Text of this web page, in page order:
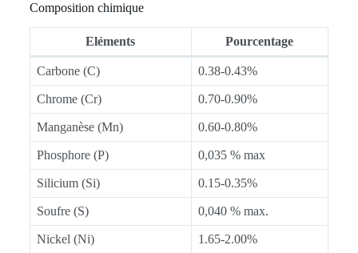
Composition chimique
Eléments Pourcentage
Carbone (C) 0.38-0.43%
Chrome (Cr) 0.70-0.90%
Manganèse (Mn) 0.60-0.80%
Phosphore (P) 0,035 % max
Silicium (Si) 0.15-0.35%
Soufre (S) 0,040 % max.
Nickel (Ni) 1.65-2.00%